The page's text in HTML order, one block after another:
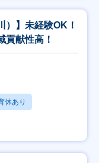
）】未経験OK！
貢献性高！
休あり